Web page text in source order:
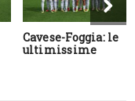
Cavese-Foggia: le
ultimissime